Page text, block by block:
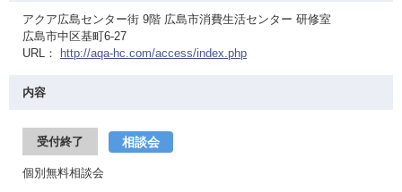
アクア広島センター街 9階 広島市消費生活センター 研修室
広島市中区基町6-27
URL：
http://aqa-hc.com/access/index.php
内容
受付終了 相談会
個別無料相談会